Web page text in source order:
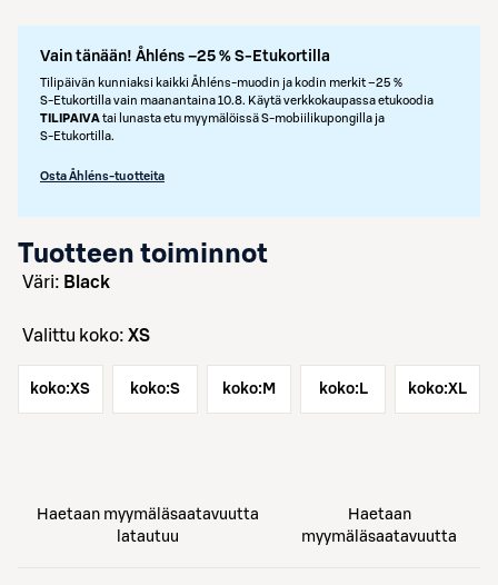
Vain tänään! Åhléns –25 % S-Etukortilla
Tilipäivän kunniaksi kaikki Åhléns-muodin ja kodin merkit –25 %
S‑Etukortilla vain maanantaina 10.8. Käytä verkkokaupassa etukoodia
TILIPAIVAtai lunasta etu myymälöissä S‑mobiilikupongilla ja
S‑Etukortilla.
Osta Åhléns-tuotteita
Tuotteen toiminnot
väri: Black
Valittu koko: XS
koko:XS koko:S koko: M koko: L koko:XL
Haetaan myymäläsaatavuutta
latautuu
Haetaan
myymäläsaatavuutta